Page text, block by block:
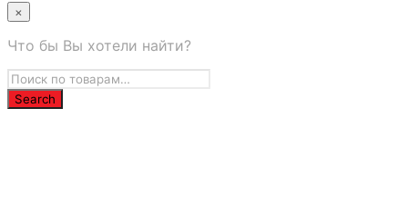
×
Что бы Вы хотели найти?